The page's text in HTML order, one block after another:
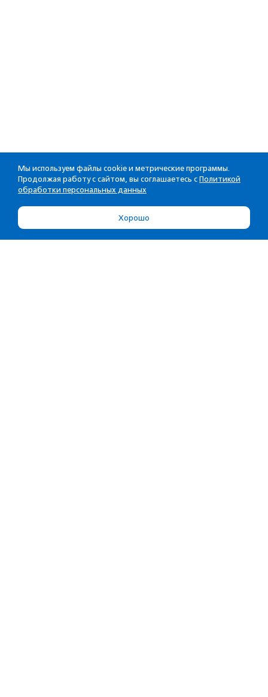
Мы используем файлы cookie и метрические программы.
Продолжая работу с сайтом, вы соглашаетесь с Политикой
обработки персональных данных
Хорошо